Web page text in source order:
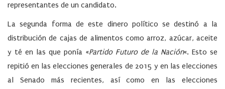
representantes de un candidato.
La segunda forma de este dinero político se destinó a la
distribución de cajas de alimentos como arroz, azúcar, aceite
y té en las que ponía «Partido Futuro de la Nación«. Esto se
repitió en las elecciones generales de 2015 y en las elecciones
al Senado más recientes, así como en las elecciones